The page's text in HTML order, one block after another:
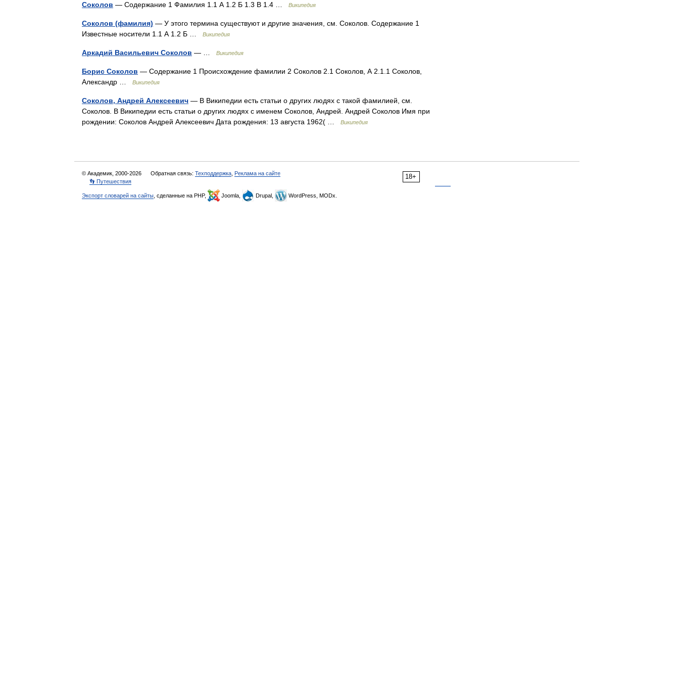
Соколов — Содержание 1 Фамилия 1.1 А 1.2 Б 1.3 В 1.4 … Википедия
Соколов (фамилия) — У этого термина существуют и другие значения, см. Соколов. Содержание 1
Известные носители 1.1 А 1.2 Б …
Википедия
Аркадий Васильевич Соколов — … Википедия
Борис Соколов — Содержание 1 Происхождение фамилии 2 Соколов 2.1 Соколов, А 2.1.1 Соколов,
Александр …
Википедия
Соколов, Андрей Алексеевич — В Википедии есть статьи о других людях с такой фамилией, см.
Соколов. В Википедии есть статьи о других людях с именем Соколов, Андрей. Андрей Соколов Имя при
рождении: Соколов Андрей Алексеевич Дата рождения: 13 августа 1962( …
Википедия
18+
© Академик, 2000-2026 Обратная связь: Техподдержка Реклама на сайте
👣 Путешествия
Экспорт словарей на сайты , сделанные на PHP, Joomla, Drupal, WordPress, MODx.